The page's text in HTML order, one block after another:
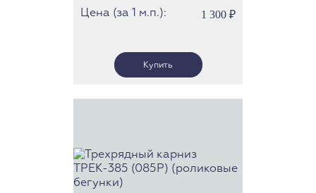
скольжения)
Цена (за 1 м.п.): 1 300 ₽